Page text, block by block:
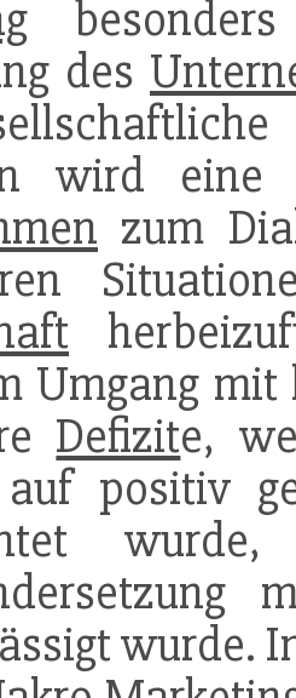
des
wird eine
zum
Umgang
Defizite,
positiv
wurde.